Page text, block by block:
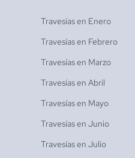
Travesías en Enero
Travesías en Febrero
Travesías en Marzo
Travesías en Abril
Travesías en Mayo
Travesías en Junio
Travesías en Julio